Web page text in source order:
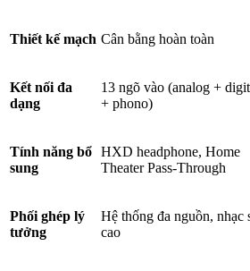
Thiết kế mạch Cân bằng hoàn toàn
Kết nối đa
dạng
13 ngõ vào (analog +
+ phono)
Tính năng bổ
sung
HXD headphone, Home
Theater Pass-Through
Phối ghép lý
tưởng
Hệ thống đa nguồn, nhạc
cao